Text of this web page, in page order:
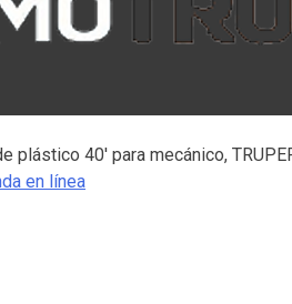
plástico 40′ para mecánico,
en línea